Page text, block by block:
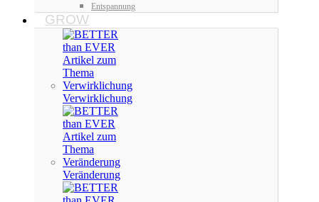
Entspannung
GROW
Verwirklichung
Veränderung